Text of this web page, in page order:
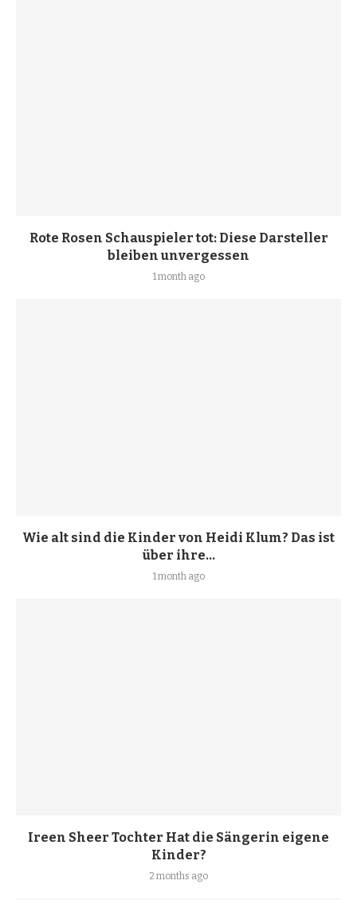
Rote Rosen Schauspieler tot: Diese Darsteller
bleiben unvergessen
1 month ago
Wie alt sind die Kinder von Heidi Klum? Das ist
über ihre...
1 month ago
Ireen Sheer Tochter Hat die Sängerin eigene
Kinder?
2 months ago